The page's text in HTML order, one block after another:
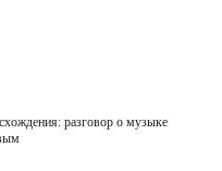
разговор о музыке